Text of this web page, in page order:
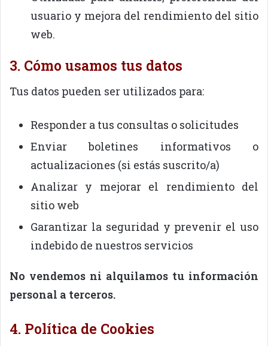
usuario y mejora del rendimiento del sitio
web.
3. Cómo usamos tus datos
Tus datos pueden ser utilizados para:
Responder a tus consultas o solicitudes
Enviar boletines informativos o
actualizaciones (si estás suscrito/a)
Analizar y mejorar el rendimiento del
sitio web
Garantizar la seguridad y prevenir el uso
indebido de nuestros servicios
No vendemos ni alquilamos tu información
personal a terceros.
4. Política de Cookies